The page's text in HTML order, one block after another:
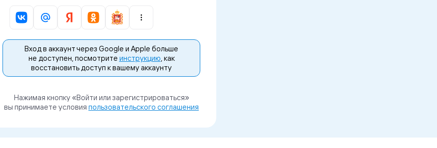
Вход в аккаунт через Google и Apple больше
не доступен, посмотрите инструкцию, как
восстановить доступ к вашему аккаунту
Нажимая кнопку «Войти или зарегистрироваться»
вы принимаете условия пользовательского соглашения